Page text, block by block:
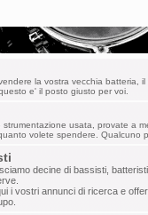
»
2024 9:23 am
»pulizia dello
28, 2024 1:20
suono solo
forum!
05, 2024 12:39
la vostra vecchia batteria,
e' il posto giusto per voi.
strumentazione usata, provate a
volete spendere. Qualcuno
decine di bassisti,
i vostri annunci di ricerca e